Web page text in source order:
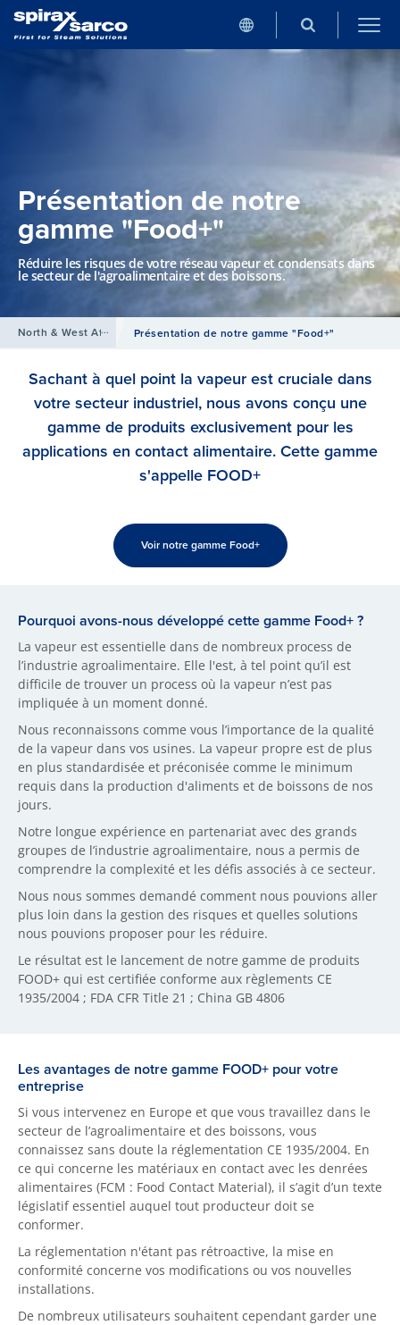
Présentation de notre
gamme "Food+"
Réduire les risques de votre réseau vapeur et condensats dans
le secteur de l'agroalimentaire et des boissons.
North & West Africa /Présentation de notre gamme "Food+"
Sachant à quel point la vapeur est cruciale dans
votre secteur industriel, nous avons conçu une
gamme de produits exclusivement pour les
applications en contact alimentaire. Cette gamme
s'appelle FOOD+
Voir notre gamme Food+
Pourquoi avons-nous développé cette gamme Food+ ?
La vapeur est essentielle dans de nombreux process de
l’industrie agroalimentaire. Elle l'est, à tel point qu’il est
difficile de trouver un process où la vapeur n’est pas
impliquée à un moment donné.
Nous reconnaissons comme vous l’importance de la qualité
de la vapeur dans vos usines. La vapeur propre est de plus
en plus standardisée et préconisée comme le minimum
requis dans la production d'aliments et de boissons de nos
jours.
Notre longue expérience en partenariat avec des grands
groupes de l’industrie agroalimentaire, nous a permis de
comprendre la complexité et les défis associés à ce secteur.
Nous nous sommes demandé comment nous pouvions aller
plus loin dans la gestion des risques et quelles solutions
nous pouvions proposer pour les réduire.
Le résultat est le lancement de notre gamme de produits
FOOD+ qui est certifiée conforme aux règlements CE
1935/2004 ; FDA CFR Title 21 ; China GB 4806
Les avantages de notre gamme FOOD+ pour votre
entreprise
Si vous intervenez en Europe et que vous travaillez dans le
secteur de l’agroalimentaire et des boissons, vous
connaissez sans doute la réglementation CE 1935/2004. En
ce qui concerne les matériaux en contact avec les denrées
alimentaires (FCM : Food Contact Material), il s’agit d’un texte
législatif essentiel auquel tout producteur doit se
conformer.
La réglementation n'étant pas rétroactive, la mise en
conformité concerne vos modifications ou vos nouvelles
installations.
De nombreux utilisateurs souhaitent cependant garder une